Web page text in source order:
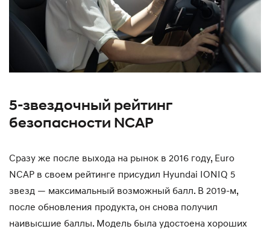
5-звездочный рейтинг
безопасности NCAP
Сразу же после выхода на рынок в 2016 году, Euro
NCAP в своем рейтинге присудил Hyundai IONIQ 5
звезд — максимальный возможный балл. В 2019-м,
после обновления продукта, он снова получил
наивысшие баллы. Модель была удостоена хороших